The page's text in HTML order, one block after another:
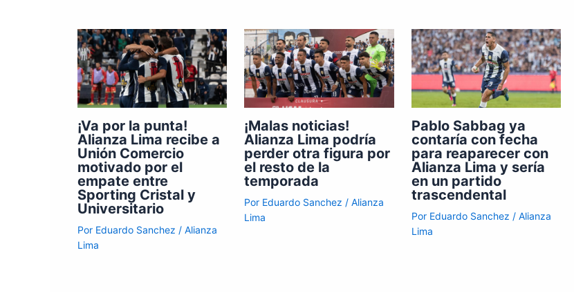
¡Va por la punta!
Alianza Lima recibe a
Unión Comercio
motivado por el
empate entre
Sporting Cristal y
Universitario
Por Eduardo Sanchez / Alianza
Lima
¡Malas noticias!
Alianza Lima podría
perder otra figura por
el resto de la
temporada
Por Eduardo Sanchez /Alianza
Lima
Pablo Sabbag ya
contaría con fecha
para reaparecer con
Alianza Lima y sería
en un partido
trascendental
Por Eduardo Sanchez / Alianza
Lima